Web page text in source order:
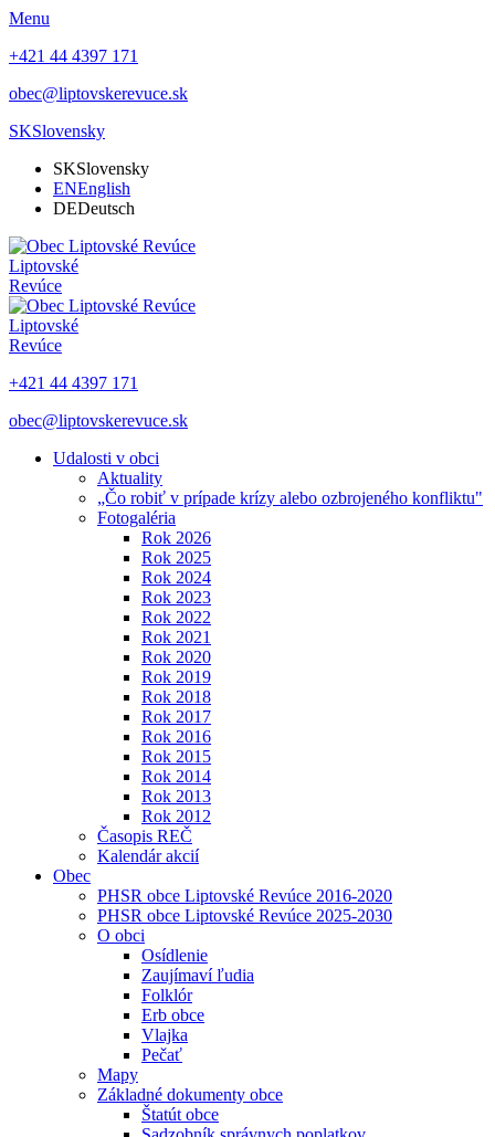
Menu
+421 44 4397 171
obec@liptovskerevuce.sk
SKSlovensky
SKSlovensky
ENEnglish
DEDeutsch
Liptovské
Revúce
Liptovské
Revúce
+421 44 4397 171
obec@liptovskerevuce.sk
Udalosti v obci
Aktuality
„Čo robiť v prípade krízy alebo ozbrojeného konfliktu"
Fotogaléria
Rok 2026
Rok 2025
Rok 2024
Rok 2023
Rok 2022
Rok 2021
Rok 2020
Rok 2019
Rok 2018
Rok 2017
Rok 2016
Rok 2015
Rok 2014
Rok 2013
Rok 2012
Časopis REČ
Kalendár akcií
Obec
PHSR obce Liptovské Revúce 2016-2020
PHSR obce Liptovské Revúce 2025-2030
O obci
Osídlenie
Zaujímaví ľudia
Folklór
Erb obce
Vlajka
Pečať
Mapy
Základné dokumenty obce
Štatút obce